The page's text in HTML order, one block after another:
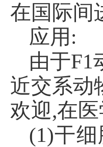
在国际间
应用 :
由于F1
近交系动
欢迎,在
(1)干